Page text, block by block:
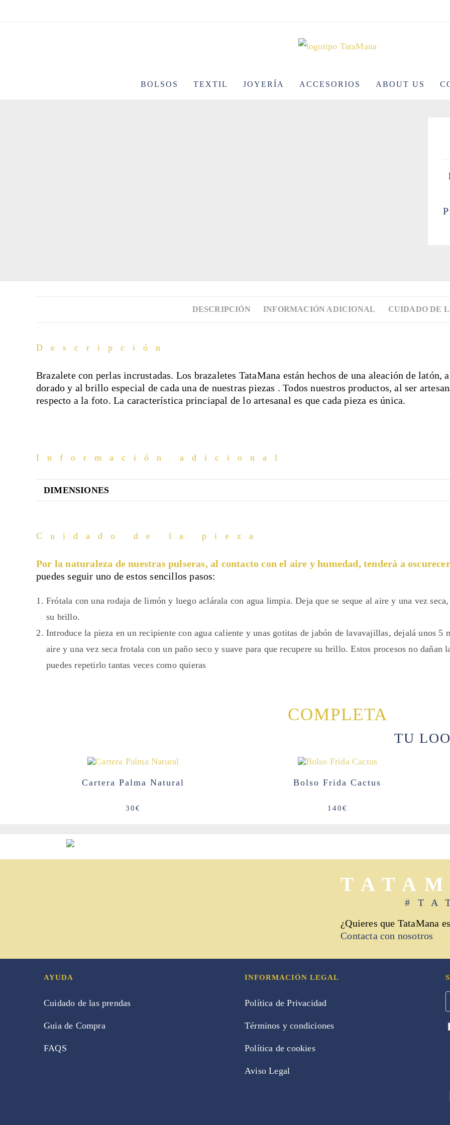
BOLSOS TEXTIL JOYERÍA ACCESORIOS ABOUT US
DESCRIPCIÓN INFORMACIÓN ADICIONAL CUIDADO DE
Descripción
Brazalete con perlas incrustadas. Los brazaletes TataMana están hechos de una aleación de latón,
dorado y al brillo especial de cada una de nuestras piezas . Todos nuestros productos, al ser
respecto a la foto. La característica princiapal de lo artesanal es que cada pieza es única.
Información adicional
DIMENSIONES
Cuidado de la pieza
Por la naturaleza de nuestras pulseras, al contacto con el aire y humedad, tenderá a
puedes seguir uno de estos sencillos pasos:
Frótala con una rodaja de limón y luego aclárala con agua limpia. Deja que se seque al aire y una vez
su brillo.
Introduce la pieza en un recipiente con agua caliente y unas gotitas de jabón de lavavajillas, dejalá unos 5
aire y una vez seca frotala con un paño seco y suave para que recupere su brillo. Estos procesos no dañan
puedes repetirlo tantas veces como quieras
COMPLETA
TU
Cartera Palma Natural
30€
Bolso Frida Cactus
140€
¿Quieres que TataMana
Contacta con nosotros
AYUDA
Cuidado de las prendas
Guia de Compra
FAQS
INFORMACIÓN LEGAL
Política de Privacidad
Términos y condiciones
Política de cookies
Aviso Legal